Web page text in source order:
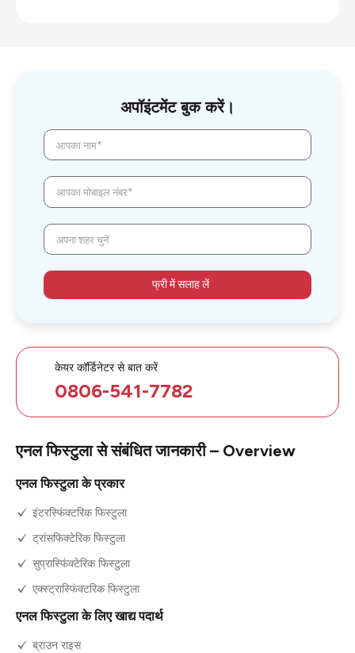
एनल फिस्टुला से संबंधित जानकारी – Overview
एनल फिस्टुला के प्रकार
इंटरस्फिंक्टरिक फिस्टुला
ट्रांसफिक्टेरिक फिस्टुला
सुप्रास्फिंक्टेरिक फिस्टुला
एक्स्ट्रास्फिंक्टरिक फिस्टुला
एनल फिस्टुला के लिए खाद्य पदार्थ
ब्राउन राइस
अपॉइंटमेंट बुक करें।
आपका नाम*
आपका मोबाइल नंबर*
अपना शहर चुनें
फ्री में सलाह लें
केयर कॉर्डिनेटर से बात करें
0806-541-7782